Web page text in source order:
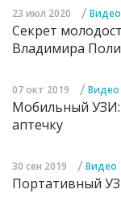
23 июл 2020 / Видео
Секрет
Владимира
07 окт 2019 / Видео
Мобильный
аптечку
30 сен 2019 / Видео
Портативный